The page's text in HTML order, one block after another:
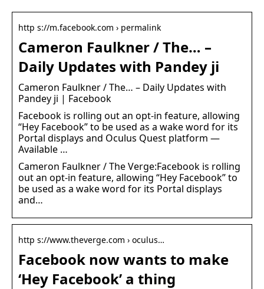
http s://m.facebook.com › permalink
Cameron Faulkner / The… –
Daily Updates with Pandey ji
Cameron Faulkner / The… – Daily Updates with
Pandey ji | Facebook
Facebook is rolling out an opt-in feature, allowing
“Hey Facebook” to be used as a wake word for its
Portal displays and Oculus Quest platform —
Available …
Cameron Faulkner / The Verge:Facebook is rolling
out an opt-in feature, allowing “Hey Facebook” to
be used as a wake word for its Portal displays
and…
http s://www.theverge.com › oculus…
Facebook now wants to make
‘Hey Facebook’ a thing